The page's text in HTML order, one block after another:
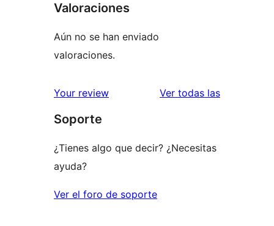
Valoraciones
Aún no se han enviado
valoraciones.
Your review Ver todas las
Soporte
¿Tienes algo que decir? ¿Necesitas
ayuda?
Ver el foro de soporte